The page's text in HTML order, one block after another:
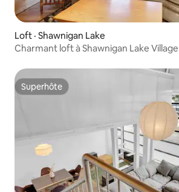
Loft · Shawnigan Lake
Charmant loft à Shawnigan Lake Village
Superhôte
Superhôte